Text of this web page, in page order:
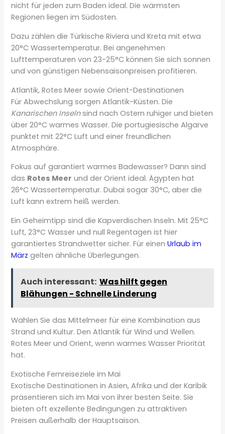
nicht für jeden zum Baden ideal. Die wärmsten
Regionen liegen im Südosten.
Dazu zählen die Türkische Riviera und Kreta mit etwa
20°C Wassertemperatur. Bei angenehmen
Lufttemperaturen von 23-25°C können Sie sich sonnen
und von günstigen Nebensaisonpreisen profitieren.
Atlantik, Rotes Meer sowie Orient-Destinationen
Für Abwechslung sorgen Atlantik-Küsten. Die
Kanarischen Inselnsind nach Ostern ruhiger und bieten
über 20°C warmes Wasser. Die portugiesische Algarve
punktet mit 22°C Luft und einer freundlichen
Atmosphäre.
Fokus auf garantiert warmes Badewasser? Dann sind
das Rotes Meer und der Orient ideal. Ägypten hat
26°C Wassertemperatur. Dubai sogar 30°C, aber die
Luft kann extrem heiß werden.
Ein Geheimtipp sind die Kapverdischen Inseln. Mit 25°C
Luft, 23°C Wasser und null Regentagen ist hier
garantiertes Strandwetter sicher. Für einenUrlaub im
März gelten ähnliche Überlegungen.
Auch interessant: Was hilft gegen
Blähungen - Schnelle Linderung
Wählen Sie das Mittelmeer für eine Kombination aus
Strand und Kultur. Den Atlantik für Wind und Wellen.
Rotes Meer und Orient, wenn warmes Wasser Priorität
hat.
Exotische Fernreiseziele im Mai
Exotische Destinationen in Asien, Afrika und der Karibik
präsentieren sich im Mai von ihrer besten Seite. Sie
bieten oft exzellente Bedingungen zu attraktiven
Preisen außerhalb der Hauptsaison.